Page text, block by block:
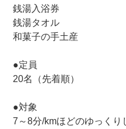
銭湯入浴券
銭湯タオル
和菓子の手土産
●定員
20名（先着順）
●対象
7～8分/kmほどのゆっく